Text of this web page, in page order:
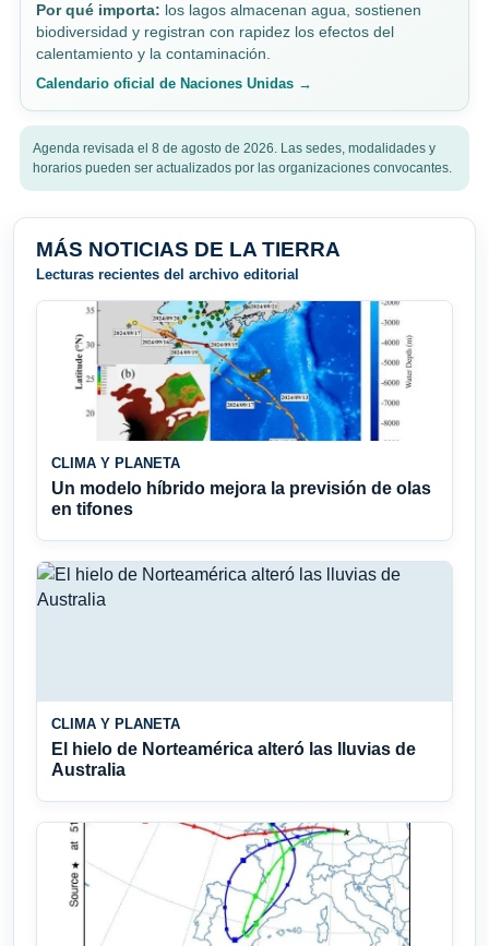
Por qué importa: los lagos almacenan agua, sostienen
biodiversidad y registran con rapidez los efectos del
calentamiento y la contaminación.
Calendario oficial de Naciones Unidas →
Agenda revisada el 8 de agosto de 2026. Las sedes, modalidades y
horarios pueden ser actualizados por las organizaciones convocantes.
MÁS NOTICIAS DE LA TIERRA
Lecturas recientes del archivo editorial
CLIMA Y PLANETA
Un modelo híbrido mejora la previsión de olas
en tifones
CLIMA Y PLANETA
El hielo de Norteamérica alteró las lluvias de
Australia